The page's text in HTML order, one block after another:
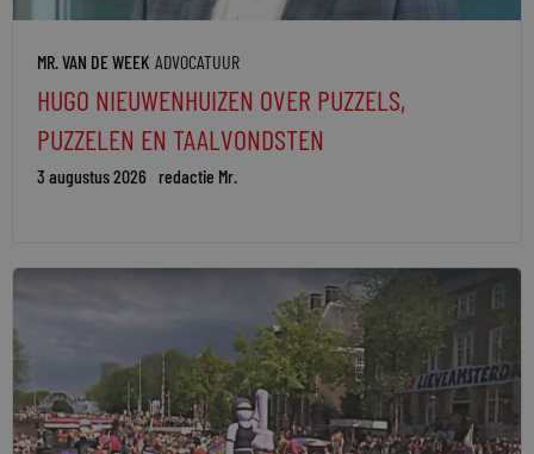
MR. VAN DE WEEK ADVOCATUUR
HUGO NIEUWENHUIZEN OVER PUZZELS,
PUZZELEN EN TAALVONDSTEN
3 augustus 2026 redactie Mr.